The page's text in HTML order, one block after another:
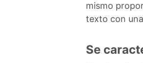
mismo
texto con
Se